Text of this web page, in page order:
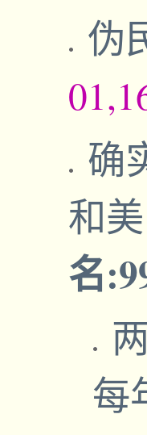
伪
确
和
名
每